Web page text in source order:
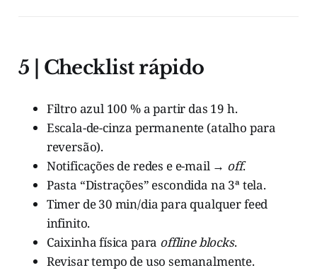
5 | Checklist rápido
Filtro azul 100 % a partir das 19 h.
Escala-de-cinza permanente (atalho para
reversão).
Notificações de redes e e-mail → off.
Pasta “Distrações” escondida na 3ª tela.
Timer de 30 min/dia para qualquer feed
infinito.
Caixinha física para offline blocks.
Revisar tempo de uso semanalmente.